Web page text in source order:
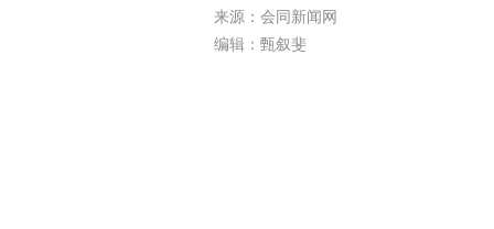
来源：会同新闻网
编辑：甄叙斐